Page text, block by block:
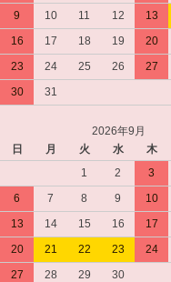
9
10 11 12 13
16
17 18 19 20
23
24 25 26 27
30
31
2026年9月
日
月 火 水 木
1
2 3
6
7 8 9 10
13
14 15 16 17
20
21 22 23 24
27
28 29 30